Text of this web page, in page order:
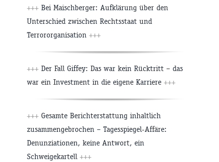
+++ Bei Maischberger: Aufklärung über den
Unterschied zwischen Rechtsstaat und
Terrororganisation +++
+++ Der Fall Giffey: Das war kein Rücktritt – das
war ein Investment in die eigene Karriere +++
+++ Gesamte Berichterstattung inhaltlich
zusammengebrochen – Tagesspiegel-Affäre:
Denunziationen, keine Antwort, ein
Schweigekartell +++